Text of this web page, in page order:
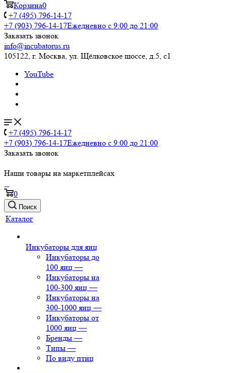
Корзина0
+7 (495) 796-14-17
+7 (903) 796-14-17Ежедневно с 9:00 до 21:00
Заказать звонок
info@incubatorus.ru
105122, г. Москва, ул. Щёлковское шоссе, д.5, с1
YouTube
+7 (495) 796-14-17
+7 (903) 796-14-17Ежедневно с 9:00 до 21:00
Заказать звонок
Наши товары на маркетплейсах
0
Поиск
Каталог
Инкубаторы для яиц
Инкубаторы до
100 яиц —
Инкубаторы на
100-300 яиц —
Инкубаторы на
300-1000 яиц —
Инкубаторы от
1000 яиц —
Бренды —
Типы —
По виду птиц